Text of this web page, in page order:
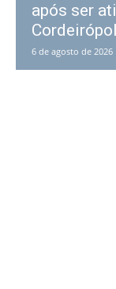
após ser
6 de agosto de 2026